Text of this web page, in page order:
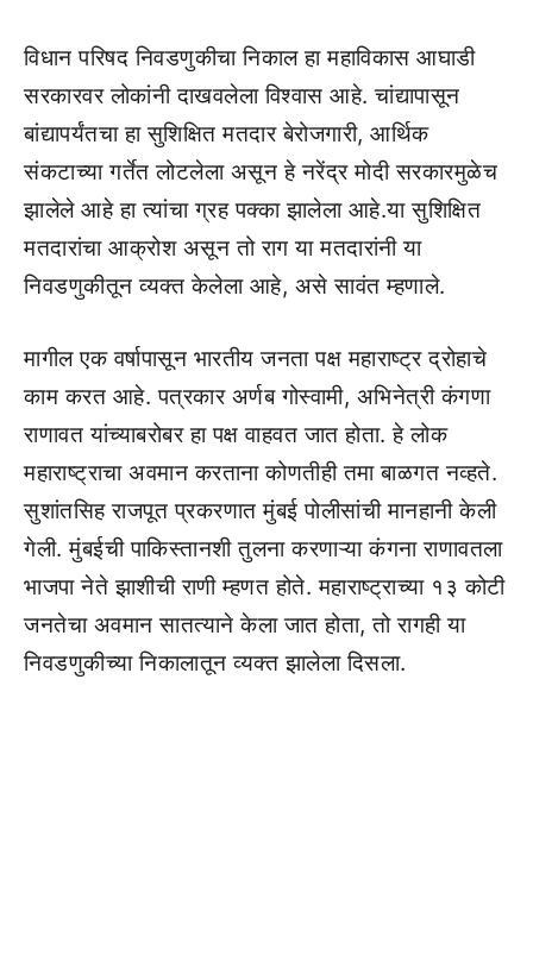
विधान परिषद निवडणुकीचा निकाल हा महाविकास आघाडी
सरकारवर लोकांनी दाखवलेला विश्वास आहे. चांद्यापासून
बांद्यापर्यंतचा हा सुशिक्षित मतदार बेरोजगारी, आर्थिक
संकटाच्या गर्तेत लोटलेला असून हे नरेंद्र मोदी सरकारमुळेच
झालेले आहे हा त्यांचा ग्रह पक्का झालेला आहे.या सुशिक्षित
मतदारांचा आक्रोश असून तो राग या मतदारांनी या
निवडणुकीतून व्यक्त केलेला आहे, असे सावंत म्हणाले.
मागील एक वर्षापासून भारतीय जनता पक्ष महाराष्ट्र द्रोहाचे
काम करत आहे. पत्रकार अर्णब गोस्वामी, अभिनेत्री कंगणा
राणावत यांच्याबरोबर हा पक्ष वाहवत जात होता. हे लोक
महाराष्ट्राचा अवमान करताना कोणतीही तमा बाळगत नव्हते.
सुशांतसिह राजपूत प्रकरणात मुंबई पोलीसांची मानहानी केली
गेली. मुंबईची पाकिस्तानशी तुलना करणाऱ्या कंगना राणावतला
भाजपा नेते झाशीची राणी म्हणत होते. महाराष्ट्राच्या १३ कोटी
जनतेचा अवमान सातत्याने केला जात होता, तो रागही या
निवडणुकीच्या निकालातून व्यक्त झालेला दिसला.